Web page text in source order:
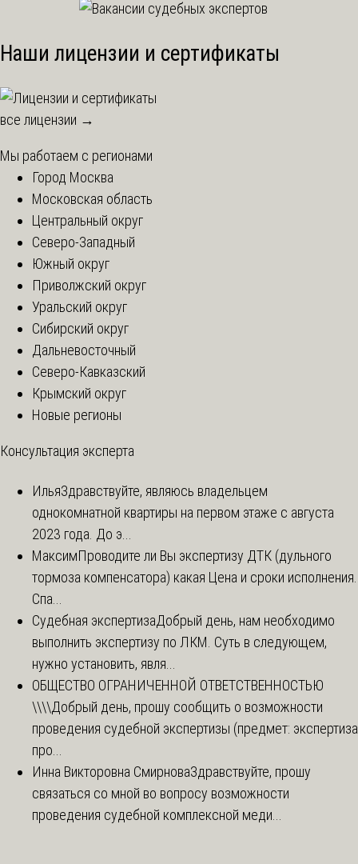
Наши лицензии и сертификаты
все лицензии →
Мы работаем с регионами
Город Москва
Московская область
Центральный округ
Северо-Западный
Южный округ
Приволжский округ
Уральский округ
Сибирский округ
Дальневосточный
Северо-Кавказский
Крымский округ
Новые регионы
Консультация эксперта
ИльяЗдравствуйте, являюсь владельцем
однокомнатной квартиры на первом этаже с августа
2023 года. До э...
МаксимПроводите ли Вы экспертизу ДТК (дульного
тормоза компенсатора) какая Цена и сроки исполнения.
Спа...
Судебная экспертизаДобрый день, нам необходимо
выполнить экспертизу по ЛКМ. Суть в следующем,
нужно установить, явля...
ОБЩЕСТВО ОГРАНИЧЕННОЙ ОТВЕТСТВЕННОСТЬЮ
\\\\Добрый день, прошу сообщить о возможности
проведения судебной экспертизы (предмет: экспертиза
про...
Инна Викторовна СмирноваЗдравствуйте, прошу
связаться со мной во вопросу возможности
проведения судебной комплексной меди...